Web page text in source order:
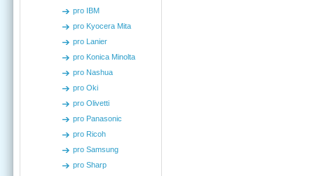
pro IBM
pro Kyocera Mita
pro Lanier
pro Konica Minolta
pro Nashua
pro Oki
pro Olivetti
pro Panasonic
pro Ricoh
pro Samsung
pro Sharp